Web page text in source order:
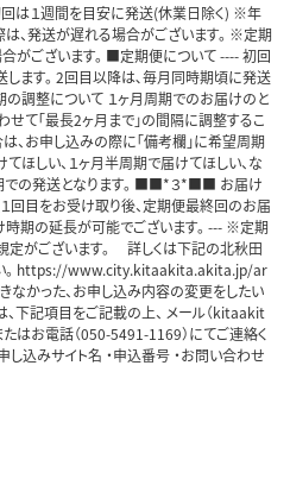
回は１週間を目安に発送(休業日除く) ※年
、発送が遅れる場合がございます。 ※定期
がございます。 ■定期便について ---- 初回
ます。 2回目以降は､毎月同時期頃に発送
整について １ヶ月周期でのお届けのと
せて「最長2ヶ月まで」の間隔に調整するこ
、お申し込みの際に「備考欄」に希望周期
ほしい、１ヶ月半周期で届けてほしい、な
での発送となります。 ■■*３*■■ お届け
回目をお受け取り後、定期便最終回のお届
時期の延長が可能でございます。 --- ※定期
定がございます。 詳しくは下記の北秋田
。 https://www.city.kitaakita.akita.jp/ar
かった、お申し込み内容の変更をしたい
下記項目をご記載の上、 メール（kitaakit
はお電話（050-5491-1169）にてご連絡く
し込みサイト名 ・申込番号 ・お問い合わせ